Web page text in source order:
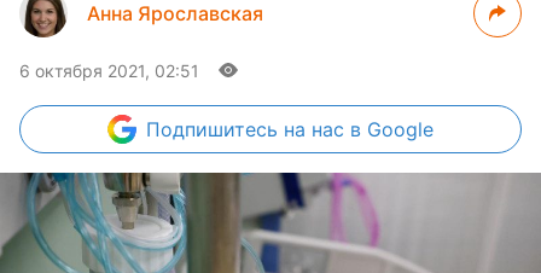
Анна Ярославская
6 октября 2021, 02:51
Подпишитесь на нас в Google